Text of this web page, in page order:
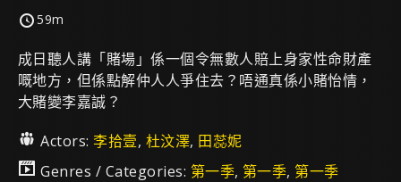
59m
成日聽人講「賭場」係一個令無數人賠上身家性命財產
嘅地方，但係點解仲人人爭住去？唔通真係小賭怡情，
大賭變李嘉誠？
Actors:李拾壹, 杜汶澤, 田蕊妮
Genres / Categories: 第一季, 第一季, 第一季